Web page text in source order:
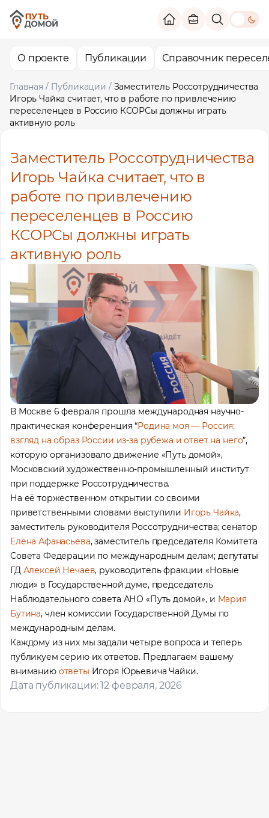
theme
О проекте Публикации Справочник
Главная / Публикации / Заместитель Россотрудничества
Игорь Чайка считает, что в работе по привлечению
переселенцев в Россию КСОРСы должны играть
активную роль
Заместитель Россотрудничества
Игорь Чайка считает, что в
работе по привлечению
переселенцев в Россию
КСОРСы должны играть
активную роль
В Москве 6 февраля прошла международная научно-
практическая конференция “Родина моя — Россия:
взгляд на образ России из-за рубежа и ответ на него”,
которую организовало движение «Путь домой»,
Московский художественно-промышленный институт
при поддержке Россотрудничества.
На её торжественном открытии со своими
приветственными словами выступили Игорь Чайка,
заместитель руководителя Россотрудничества; сенатор
Елена Афанасьева, заместитель председателя Комитета
Совета Федерации по международным делам; депутаты
ГД Алексей Нечаев, руководитель фракции «Новые
люди» в Государственной думе, председатель
Наблюдательного совета АНО «Путь домой», и Мария
Бутина, член комиссии Государственной Думы по
международным делам.
Каждому из них мы задали четыре вопроса и теперь
публикуем серию их ответов. Предлагаем вашему
вниманию ответы Игоря Юрьевича Чайки.
Дата публикации: 12 февраля, 2026